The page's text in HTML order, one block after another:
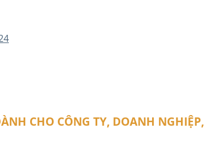
CHO CÔNG TY, DOANH